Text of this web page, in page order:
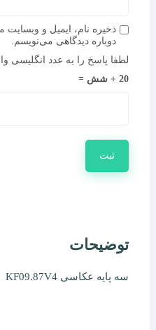
توضیحات
سه پایه عکاسی KF09.87V4
ذخیره نام، ایمیل و
دوباره دیدگاهی می‌نویسم.
لطفا پاسخ را به عدد انگلیسی
20 + شش =